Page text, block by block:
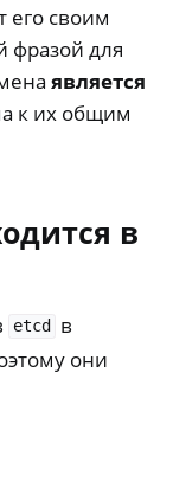
его своим
фразой для
является
к их общим
в
etcd
в
они